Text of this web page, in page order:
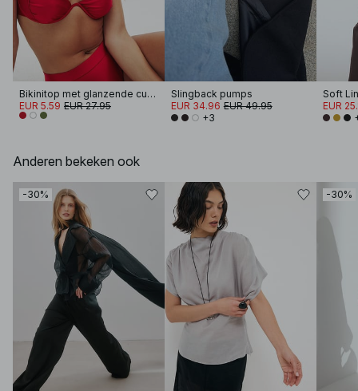
Bikinitop met glanzende cups
EUR 5.59 EUR 27.95
Slingback pumps
EUR 34.96 EUR 49.95
+3
Soft
EUR
Anderen bekeken ook
-30% -30%